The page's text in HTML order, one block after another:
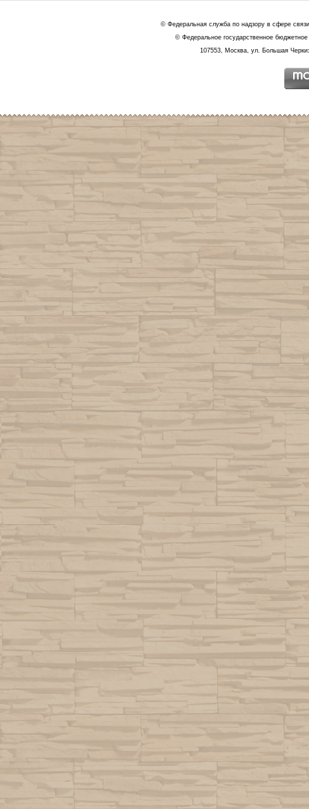
© Федеральная служба по надзору в сфере
© Федеральное государственное
107553, Москва, ул. Большая